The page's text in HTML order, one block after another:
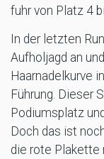
fuhr von Platz 4
In der letzten
Aufholjagd an
Haarnadelkurve
Führung. Dieser
Podiumsplatz
Doch das ist
die rote Plakette